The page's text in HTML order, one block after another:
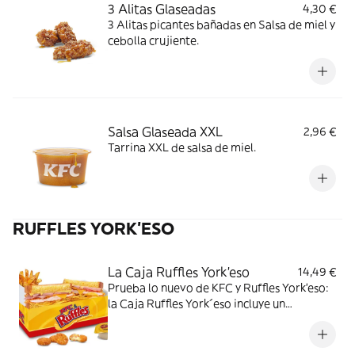
3 Alitas Glaseadas
4,30 €
3 Alitas picantes bañadas en Salsa de miel y
cebolla crujiente.
Salsa Glaseada XXL
2,96 €
Tarrina XXL de salsa de miel.
RUFFLES YORK'ESO
La Caja Ruffles York'eso
14,49 €
Prueba lo nuevo de KFC y Ruffles York'eso:
la Caja Ruffles York´eso incluye un